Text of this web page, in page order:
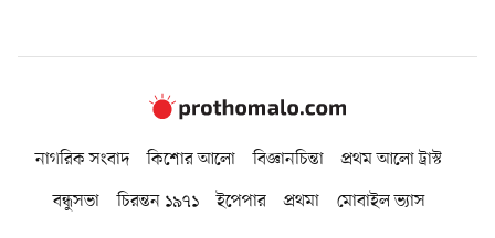
নাগরিক সংবাদ কিশোর আলো বিজ্ঞানচিন্তা
প্রথম আলো ট্রাস্ট
বন্ধুসভা
চিরন্তন ১৯৭১ ইপেপার প্রথমা মোবাইল ভ্যাস